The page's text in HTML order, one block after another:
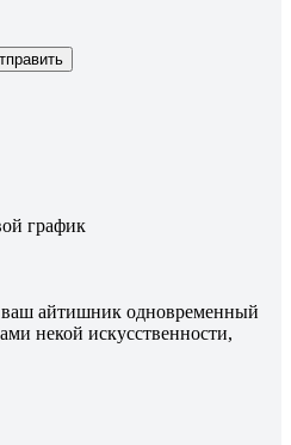
график
ваш айтишник одновременный
некой искусственности,